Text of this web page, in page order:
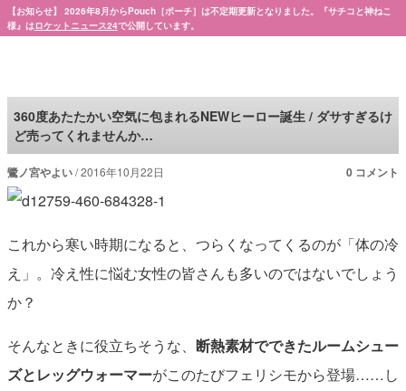
【お知らせ】 2026年8月からPouch［ポーチ］は不定期更新となりました。『サチコと神ねこ
様』はロケットニュース24で公開しています。
360度あたたかい空気に包まれるNEWヒーロー誕生 / ダサすぎるけ
ど売ってくれませんか…
鷺ノ宮やよい 2016年10月22日 0 コメント
これから寒い時期になると、つらくなってくるのが「体の冷
え」。冷え性に悩む女性の皆さんも多いのではないでしょう
か？
そんなときに役立ちそうな、 断熱素材でできたルームシュー
ズとレッグウォーマーがこのたびフェリシモから登場……し